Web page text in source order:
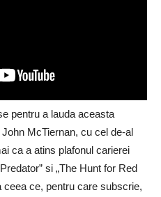
pentru a lauda aceasta
McTiernan, cu cel de-al
ca a atins plafonul carierei
si „The Hunt for Red
ceea ce, pentru care subscrie,